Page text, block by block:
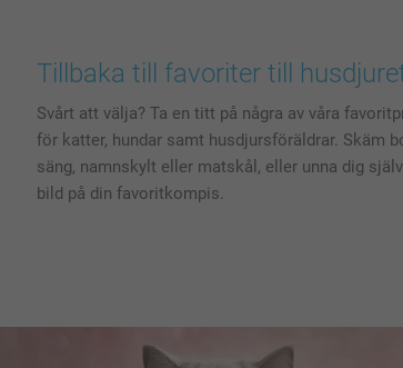
Tillbaka till favoriter till
Svårt att välja? Ta en titt på några av våra
för katter, hundar samt husdjursföräldrar. Skäm
säng, namnskylt eller matskål, eller unna dig
bild på din favoritkompis.